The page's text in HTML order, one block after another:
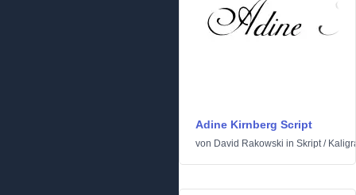
Adine Kirnberg Script
von David Rakowski in Skript/